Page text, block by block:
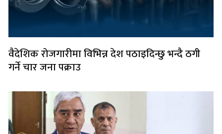
वैदेशिक रोजगारीमा विभिन्न देश पठाइदिन्छु भन्दै ठगी
गर्ने चार जना पक्राउ